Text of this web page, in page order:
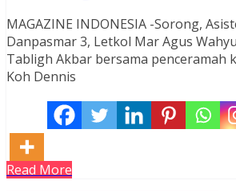
MAGAZINE INDONESIA -Sorong,
Danpasmar 3, Letkol Mar Agus
Tabligh Akbar bersama penceramah
Koh Dennis
Read More